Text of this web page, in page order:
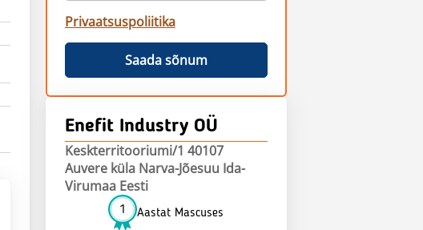
Privaatsuspoliitika
Saada sõnum
Enefit Industry OÜ
Keskterritooriumi/1 40107
Auvere küla Narva-Jõesuu Ida-
Virumaa Eesti
1 Aastat Mascuses